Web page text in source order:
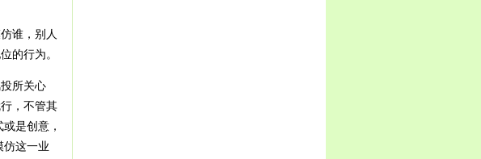
谁，别人
的行为。
所关心
，不管其
是创意，
这一业